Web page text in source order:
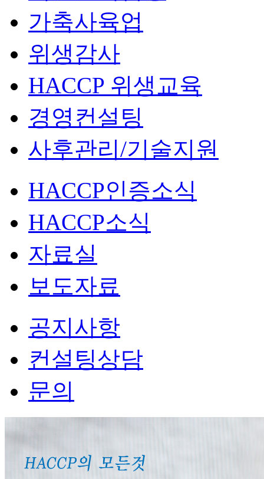
가축사육업
위생감사
HACCP 위생교육
경영컨설팅
사후관리/기술지원
HACCP인증소식
HACCP소식
자료실
보도자료
공지사항
컨설팅상담
문의